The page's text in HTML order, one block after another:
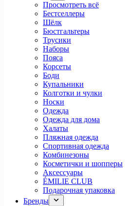
Просмотреть всё
Бестселлеры
Шёлк
Бюстгальтеры
Трусики
Наборы
Пояса
Корсеты
Боди
Купальники
Колготки и чулки
Носки
Одежда
Одежда для дома
Халаты
Пляжная одежда
Спортивная одежда
Комбинезоны
Косметички и шопперы
Аксессуары
ÉMILIE CLUB
Подарочная упаковка
Бренды